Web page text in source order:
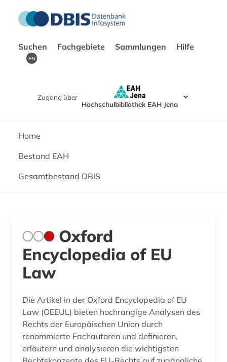
Suchen Fachgebiete Sammlungen Hilfe
EN
Zugang über
Hochschulbibliothek EAH Jena
Home
Bestand EAH
Gesamtbestand DBIS
Oxford
Encyclopedia of EU
Law
Die Artikel in der Oxford Encyclopedia of EU
Law (OEEUL) bieten hochrangige Analysen des
Rechts der Europäischen Union durch
renommierte Fachautoren und definieren,
erläutern und analysieren die wichtigsten